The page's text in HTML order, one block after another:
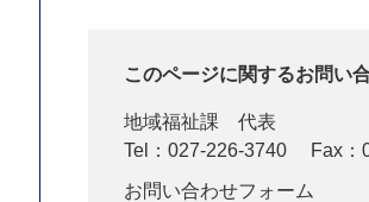
このページに関するお問い
地域福祉課
代表
Tel：027-226-3740
Fax：
お問い合わせフォーム